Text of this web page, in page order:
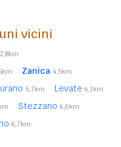
vicini
2,8km
Zanica 4,5km
5,7km Levate 6,1km
Stezzano 6,6km
6,7km